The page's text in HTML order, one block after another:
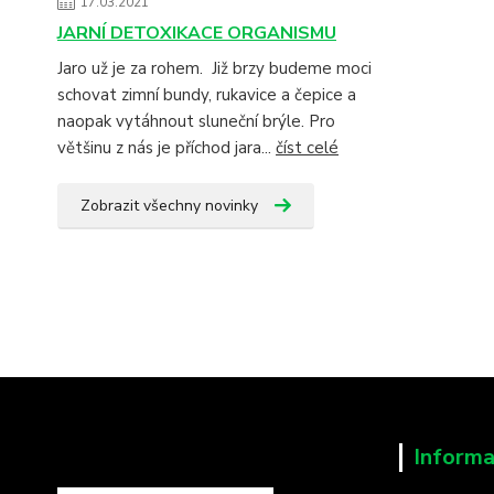
JARNÍ DETOXIKACE ORGANISMU
Jaro už je za rohem. Již brzy budeme moci
schovat zimní bundy, rukavice a čepice a
naopak vytáhnout sluneční brýle. Pro
většinu z nás je příchod jara... číst celé
Zobrazit všechny novinky